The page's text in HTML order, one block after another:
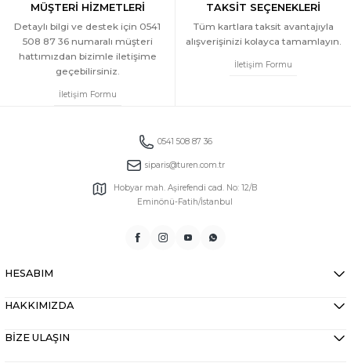
MÜŞTERİ HİZMETLERİ
Detaylı bilgi ve destek için 0541
508 87 36 numaralı müşteri
hattımızdan bizimle iletişime
geçebilirsiniz.
İletişim Formu
TAKSİT SEÇENEKLERİ
Tüm kartlara taksit avantajıyla
alışverişinizi kolayca tamamlayın.
İletişim Formu
0541 508 87 36
siparis@turen.com.tr
Hobyar mah. Aşirefendi cad. No: 12/B
Eminönü-Fatih/İstanbul
HESABIM
HAKKIMIZDA
BİZE ULAŞIN